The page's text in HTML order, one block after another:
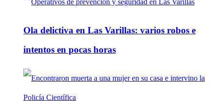
Ola delictiva en Las Varillas: varios robos e
intentos en pocas horas